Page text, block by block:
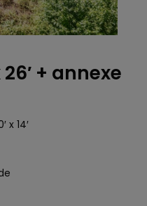
+ annexe
x 14′